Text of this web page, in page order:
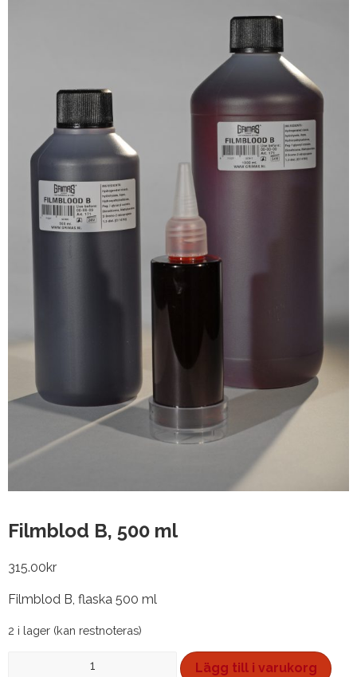
Filmblod B, 500 ml
315.00kr
Filmblod B, flaska 500 ml
2 i lager (kan restnoteras)
Lägg till i varukorg